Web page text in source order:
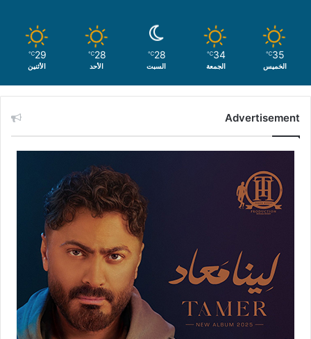
35
℃
الخميس
34
℃
الجمعة
28
℃
السبت
28
℃
الأحد
29
℃
الأثنين
Advertisement